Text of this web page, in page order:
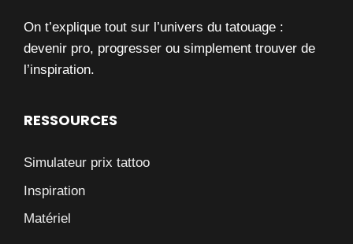
On t’explique tout sur l’univers du tatouage :
devenir pro, progresser ou simplement trouver de
l’inspiration.
RESSOURCES
Simulateur prix tattoo
Inspiration
Matériel